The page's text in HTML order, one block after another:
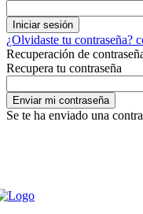
¿Olvidaste tu contraseña?
Recuperación de
Recupera tu contraseña
Se te ha enviado una